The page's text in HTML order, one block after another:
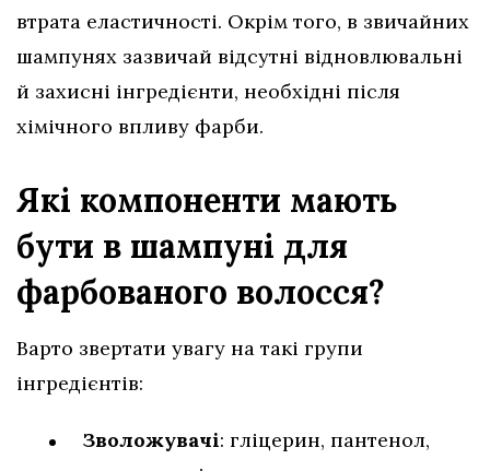
втрата еластичності. Окрім того, в звичайних
шампунях зазвичай відсутні відновлювальні
й захисні інгредієнти, необхідні після
хімічного впливу фарби.
Які компоненти мають
бути в шампуні для
фарбованого волосся?
Варто звертати увагу на такі групи
інгредієнтів:
Зволожувачі: гліцерин, пантенол,